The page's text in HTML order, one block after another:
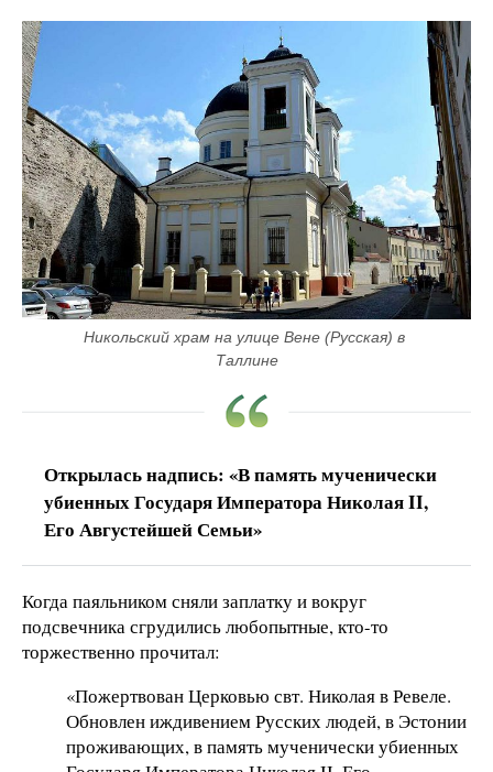
Никольский храм на улице Вене (Русская) в
Таллине
Открылась надпись: «В память мученически
убиенных Государя Императора Николая II,
Его Августейшей Семьи»
Когда паяльником сняли заплатку и вокруг
подсвечника сгрудились любопытные, кто-то
торжественно прочитал:
«Пожертвован Церковью свт. Николая в Ревеле.
Обновлен иждивением Русских людей, в Эстонии
проживающих, в память мученически убиенных